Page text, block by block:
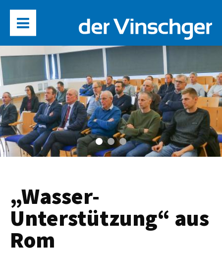
„Wasser-
Unterstützung“ aus
Rom